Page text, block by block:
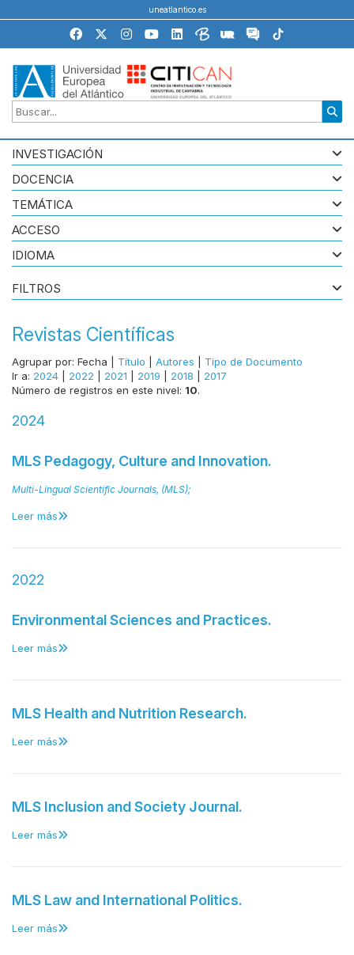
uneatlantico.es
INVESTIGACIÓN
DOCENCIA
TEMÁTICA
ACCESO
IDIOMA
Revistas Científicas
Agrupar por: Fecha Título Autores
Tipo de Documento
Ir a: 2024 2022 2021 2019 2018
2017
Número de registros en este nivel: 10.
2024
MLS Pedagogy, Culture and Innovation.
Multi-Lingual Scientific Journals, (MLS);
Leer más
2022
Environmental Sciences and Practices.
Leer más
MLS Health and Nutrition Research.
Leer más
MLS Inclusion and Society Journal.
Leer más
MLS Law and International Politics.
Leer más
FILTROS